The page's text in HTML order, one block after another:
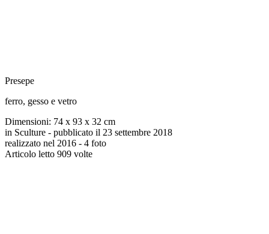
Presepe
ferro, gesso e vetro
Dimensioni: 74 x 93 x 32 cm
in Sculture - pubblicato il 23 settembre 2018
realizzato nel 2016 - 4 foto
Articolo letto 909 volte